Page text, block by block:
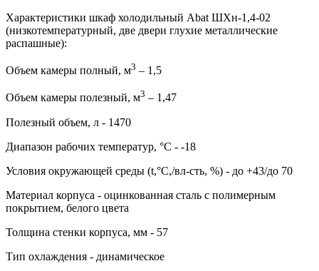
Характеристики шкаф холодильный Abat ШХн-1,4-02
(низкотемпературный, две двери глухие металлические
распашные):
Объем камеры полный, м3 – 1,5
Объем камеры полезный, м3 – 1,47
Полезный объем, л - 1470
Диапазон рабочих температур, °C - -18
Условия окружающей среды (t,°C,/вл-сть, %) - до +43/до 70
Материал корпуса - оцинкованная сталь с полимерным
покрытием, белого цвета
Толщина стенки корпуса, мм - 57
Тип охлаждения - динамическое